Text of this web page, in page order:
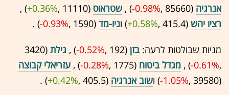
אנרגיה (85660 ,‎
-0.98%
‏) , שטראוס (11110 ,‎
+0.36%
‏) ,
רציו יהש (415.4 ,‎
+0.58%‏) וניו-מד (1590 ,‎
-0.93%
‏) .
מניות שבולטות לרעה: בזן (192 ,‎
-0.52%
‏) , גילת (3420
,‎
-0.61%
‏) , מגדל ביטוח (1775 ,‎
-0.28%
‏) , עזריאלי קבוצה
(39580 ,‎
-1.05%‏) ושוב אנרגיה (405.5 ,‎
+0.42%
‏) .